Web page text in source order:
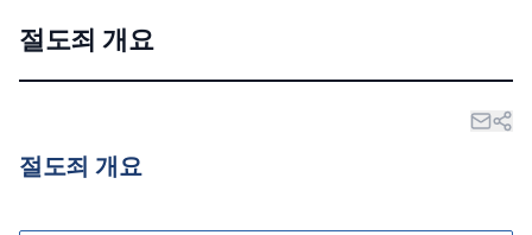
업무분야
소식/자료
절도죄 개요
절도죄 개요